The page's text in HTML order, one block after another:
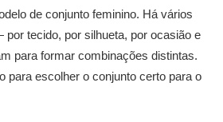
de conjunto feminino. Há vários
tecido, por silhueta, por ocasião e
para formar combinações distintas.
para escolher o conjunto certo para o